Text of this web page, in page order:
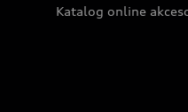
Katalog online